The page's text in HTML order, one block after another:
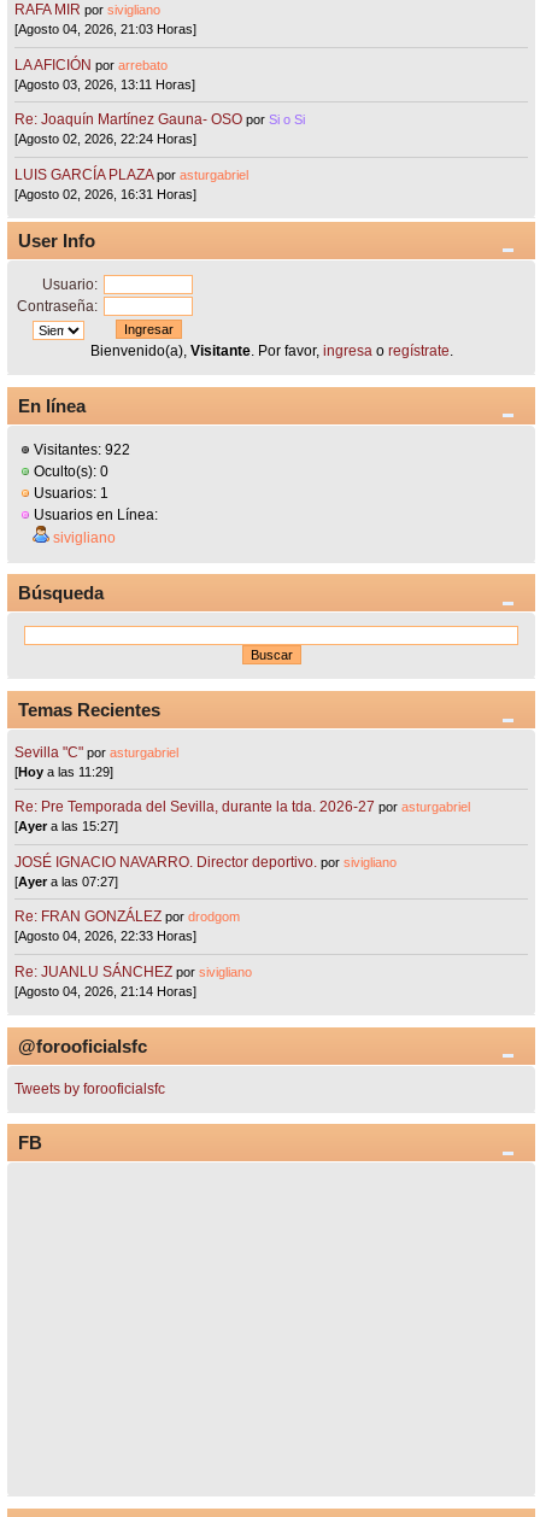
RAFA MIR porsivigliano
[Agosto 04, 2026, 21:03 Horas]
LA AFICIÓN porarrebato
[Agosto 03, 2026, 13:11 Horas]
Re: Joaquín Martínez Gauna- OSO porSi o Si
[Agosto 02, 2026, 22:24 Horas]
LUIS GARCÍA PLAZA porasturgabriel
[Agosto 02, 2026, 16:31 Horas]
User Info
Usuario:
Contraseña:
Bienvenido(a), Visitante. Por favor, ingresao regístrate.
En línea
Visitantes: 922
Oculto(s): 0
Usuarios: 1
Usuarios en Línea:
sivigliano
Búsqueda
Temas Recientes
Sevilla "C"porasturgabriel
[Hoy a las 11:29]
Re: Pre Temporada del Sevilla, durante la tda. 2026-27 porasturgabriel
[Ayera las 15:27]
JOSÉ IGNACIO NAVARRO. Director deportivo. porsivigliano
[Ayera las 07:27]
Re: FRAN GONZÁLEZ pordrodgom
[Agosto 04, 2026, 22:33 Horas]
Re: JUANLU SÁNCHEZ porsivigliano
[Agosto 04, 2026, 21:14 Horas]
@forooficialsfc
Tweets by forooficialsfc
FB